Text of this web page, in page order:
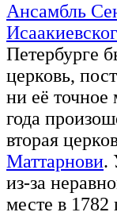
Ансамбль
Петербурге
церковь,
ни её точное
года
вторая
Маттарнови.
из-за
месте в 1782